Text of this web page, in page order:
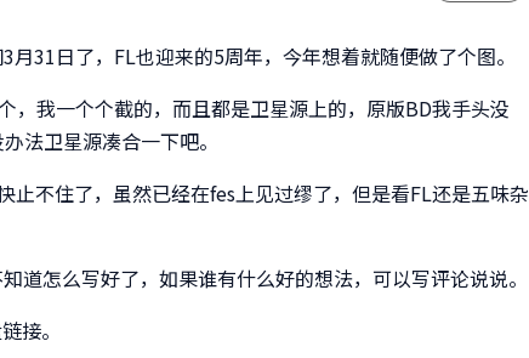
31日了，FL也迎来的5周年，今年想着就随便做了个图。
，我一个个截的，而且都是卫星源上的，原版BD我手头没
法卫星源凑合一下吧。
止不住了，虽然已经在fes上见过缪了，但是看FL还是五味杂
道怎么写好了，如果谁有什么好的想法，可以写评论说说。
接。